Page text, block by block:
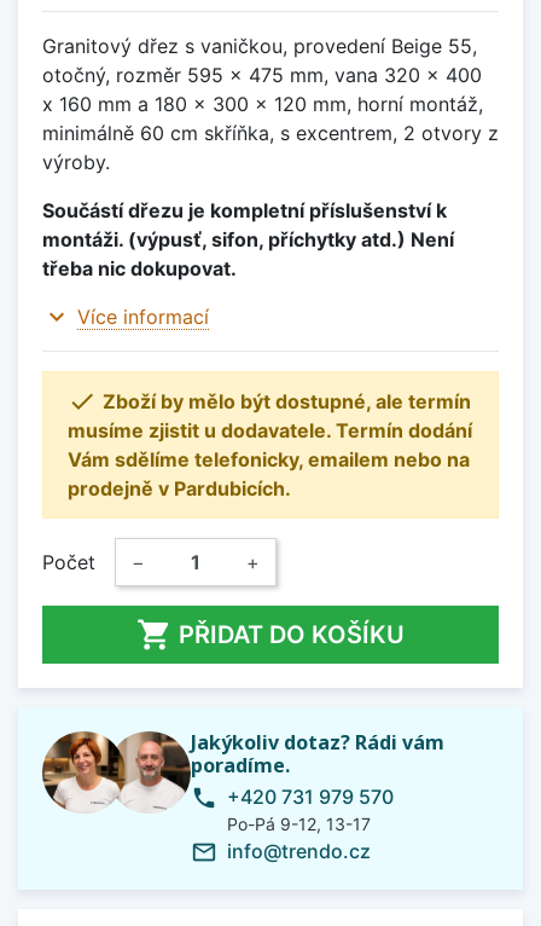
Granitový dřez s vaničkou, provedení Beige 55,
otočný, rozměr 595 x 475 mm, vana 320 x 400
x 160 mm a 180 x 300 x 120 mm, horní montáž,
minimálně 60 cm skříňka, s excentrem, 2 otvory z
výroby.
Součástí dřezu je kompletní příslušenství k
montáži. (výpusť, sifon, příchytky atd.) Není
třeba nic dokupovat.
expand_more Více informací
 Zboží by mělo být dostupné, ale termín
musíme zjistit u dodavatele. Termín dodání
Vám sdělíme telefonicky, emailem nebo na
prodejně v Pardubicích.
Počet − +
 PŘIDAT DO KOŠÍKU
Jakýkoliv dotaz? Rádi vám
poradíme.
phone +420 731 979 570
Po-Pá 9-12, 13-17
mail_outline info@trendo.cz